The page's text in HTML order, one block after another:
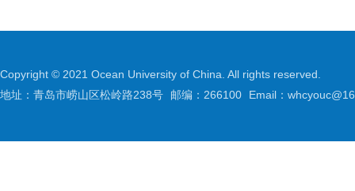
Copyright © 2021 Ocean University of China. All rights reserved.
地址：青岛市崂山区松岭路238号
邮编：266100 Email：